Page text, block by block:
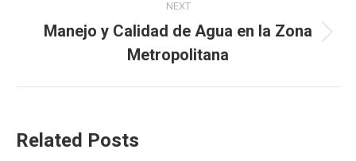
NEXT
Next
post:
Manejo y Calidad de Agua en la Zona
Metropolitana
Related Posts